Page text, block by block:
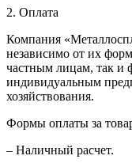
2. Оплата
Компания
независимо от их
частным лицам, так и
индивидуальным
хозяйствования.
Формы оплаты за
– Наличный расчет.